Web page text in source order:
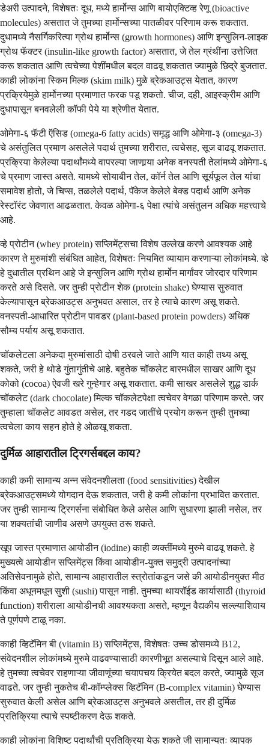
डेअरी उत्पादने, विशेषतः दूध, मध्ये हार्मोन्स आणि बायोएक्टिव्ह रेणू (bioactive
molecules) असतात जे तुमच्या हार्मोन्सच्या पातळीवर परिणाम करू शकतात.
दुधामध्ये नैसर्गिकरित्या ग्रोथ हार्मोन्स (growth hormones) आणि इन्सुलिन-लाइक
ग्रोथ फॅक्टर (insulin-like growth factor) असतात, जे तेल ग्रंथींना उत्तेजित
करू शकतात आणि त्वचेच्या पेशींमधील बदल वाढवू शकतात ज्यामुळे छिद्रे बुजतात.
काही लोकांना स्किम मिल्क (skim milk) मुळे ब्रेकआउट्स येतात, कारण
प्रक्रियेमुळे हार्मोनच्या प्रमाणात फरक पडू शकतो. चीज, दही, आइस्क्रीम आणि
दुधापासून बनवलेली कॉफी पेये या श्रेणीत येतात.
ओमेगा-६ फॅटी ऍसिड (omega-6 fatty acids) समृद्ध आणि ओमेगा-३ (omega-3)
चे असंतुलित प्रमाण असलेले पदार्थ तुमच्या शरीरात, त्वचेसह, सूज वाढवू शकतात.
प्रक्रिया केलेल्या पदार्थांमध्ये वापरल्या जाणार्‍या अनेक वनस्पती तेलांमध्ये ओमेगा-६
चे प्रमाण जास्त असते. यामध्ये सोयाबीन तेल, कॉर्न तेल आणि सूर्यफूल तेल यांचा
समावेश होतो, जे चिप्स, तळलेले पदार्थ, पॅकेज केलेले बेक्ड पदार्थ आणि अनेक
रेस्टॉरंट जेवणात आढळतात. केवळ ओमेगा-६ पेक्षा त्यांचे असंतुलन अधिक महत्त्वाचे
आहे.
व्हे प्रोटीन (whey protein) सप्लिमेंट्सचा विशेष उल्लेख करणे आवश्यक आहे
कारण ते मुरुमांशी संबंधित आहेत, विशेषतः नियमित व्यायाम करणाऱ्या लोकांमध्ये. व्हे
हे दुधातील प्रथिन आहे जे इन्सुलिन आणि ग्रोथ हार्मोन मार्गांवर जोरदार परिणाम
करते असे दिसते. जर तुम्ही प्रोटीन शेक (protein shake) घेण्यास सुरुवात
केल्यापासून ब्रेकआउट्स अनुभवत असाल, तर हे त्याचे कारण असू शकते.
वनस्पती-आधारित प्रोटीन पावडर (plant-based protein powders) अधिक
सौम्य पर्याय असू शकतात.
चॉकलेटला अनेकदा मुरुमांसाठी दोषी ठरवले जाते आणि यात काही तथ्य असू
शकते, जरी हे थोडे गुंतागुंतीचे आहे. बहुतेक चॉकलेट बारमधील साखर आणि दूध
कोको (cocoa) ऐवजी खरे गुन्हेगार असू शकतात. कमी साखर असलेले शुद्ध डार्क
चॉकलेट (dark chocolate) मिल्क चॉकलेटपेक्षा त्वचेवर वेगळा परिणाम करते. जर
तुम्हाला चॉकलेट आवडत असेल, तर गडद जातींचे प्रयोग करून तुम्ही तुमच्या
त्वचेला काय सहन होते हे ओळखू शकता.
दुर्मिळ आहारातील ट्रिगर्सबद्दल काय?
काही कमी सामान्य अन्न संवेदनशीलता (food sensitivities) देखील
ब्रेकआउट्समध्ये योगदान देऊ शकतात, जरी हे कमी लोकांना प्रभावित करतात.
जर तुम्ही सामान्य ट्रिगर्सना संबोधित केले असेल आणि सुधारणा झाली नसेल, तर
या शक्यतांची जाणीव असणे उपयुक्त ठरू शकते.
खूप जास्त प्रमाणात आयोडीन (iodine) काही व्यक्तींमध्ये मुरुमे वाढवू शकते. हे
मुख्यत्वे आयोडीन सप्लिमेंट्स किंवा आयोडीन-युक्त समुद्री उत्पादनांच्या
अतिसेवनामुळे होते, सामान्य आहारातील स्त्रोतांकडून जसे की आयोडीनयुक्त मीठ
किंवा अधूनमधून सुशी (sushi) पासून नाही. तुमच्या थायरॉईड कार्यासाठी (thyroid
function) शरीराला आयोडीनची आवश्यकता असते, म्हणून वैद्यकीय सल्ल्याशिवाय
ते पूर्णपणे टाळू नका.
काही व्हिटॅमिन बी (vitamin B) सप्लिमेंट्स, विशेषतः उच्च डोसमध्ये B12,
संवेदनशील लोकांमध्ये मुरुमे वाढवण्यासाठी कारणीभूत असल्याचे दिसून आले आहे.
हे तुमच्या त्वचेवर राहणाऱ्या जीवाणूंच्या चयापचय क्रियेत बदल करते, ज्यामुळे सूज
वाढते. जर तुम्ही नुकतेच बी-कॉम्प्लेक्स व्हिटॅमिन (B-complex vitamin) घेण्यास
सुरुवात केली असेल आणि ब्रेकआउट्स अनुभवले असतील, तर ही दुर्मिळ
प्रतिक्रिया त्याचे स्पष्टीकरण देऊ शकते.
काही लोकांना विशिष्ट पदार्थांची प्रतिक्रिया येऊ शकते जी सामान्यतः व्यापक